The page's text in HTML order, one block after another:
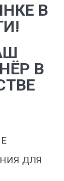
В
В
ДЛЯ